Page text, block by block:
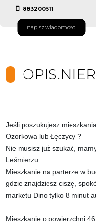
883200511
napisz.wiadomosc
Jeśli poszukujesz
Ozorkowa lub Łęczycy ?
Nie musisz już szukać,
Leśmierzu.
Mieszkanie na parterze w
gdzie znajdziesz ciszę,
marketu Dino tylko 8 minut
Mieszkanie o powierzchni